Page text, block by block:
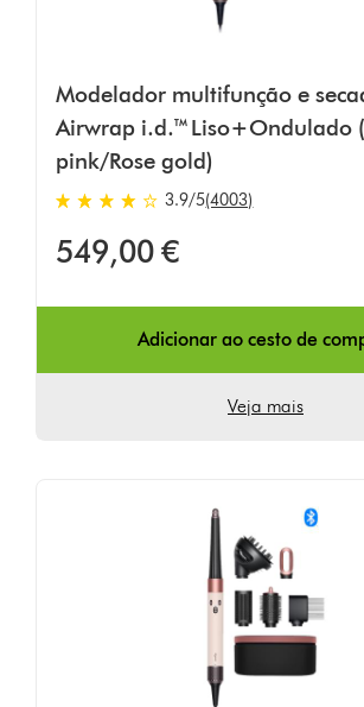
Modelador multifunção e
Airwrap i.d.™ Liso+Ondulado
pink/Rose gold)
3.9
estrelas
de
em
3.9/5(4003)
549,00 €
Adicionar ao cesto de
Veja mais